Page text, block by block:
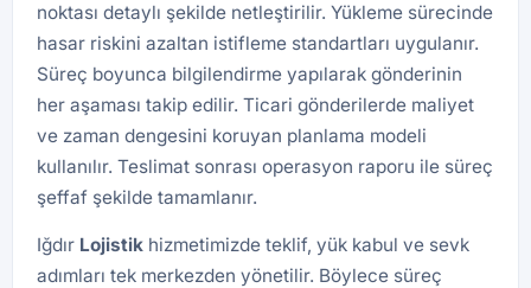
noktası detaylı şekilde netleştirilir. Yükleme sürecinde
hasar riskini azaltan istifleme standartları uygulanır.
Süreç boyunca bilgilendirme yapılarak gönderinin
her aşaması takip edilir. Ticari gönderilerde maliyet
ve zaman dengesini koruyan planlama modeli
kullanılır. Teslimat sonrası operasyon raporu ile süreç
şeffaf şekilde tamamlanır.
Iğdır Lojistik hizmetimizde teklif, yük kabul ve sevk
adımları tek merkezden yönetilir. Böylece süreç